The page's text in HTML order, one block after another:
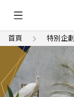
首頁 特別企劃